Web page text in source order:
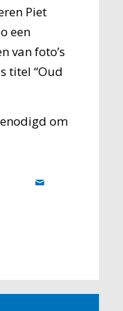
Piet
een
van foto’s
titel “Oud
om